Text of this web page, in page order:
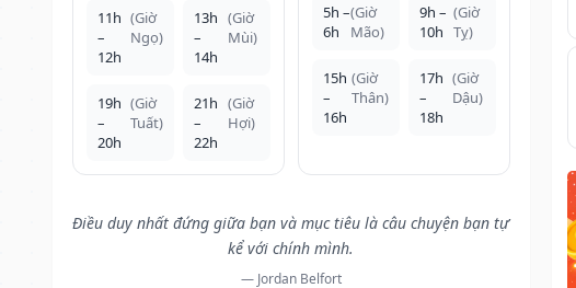
11h
–
12h
(Giờ
Ngọ)
13h
–
14h
(Giờ
Mùi)
19h
–
20h
(Giờ
Tuất)
21h
–
22h
(Giờ
Hợi)
5h –
6h
(Giờ
Mão)
9h –
10h
(Giờ
Tỵ)
15h
–
16h
(Giờ
Thân)
17h
–
18h
(Giờ
Dậu)
Điều duy nhất đứng giữa bạn và mục tiêu là câu chuyện bạn tự
kể với chính mình.
— Jordan Belfort